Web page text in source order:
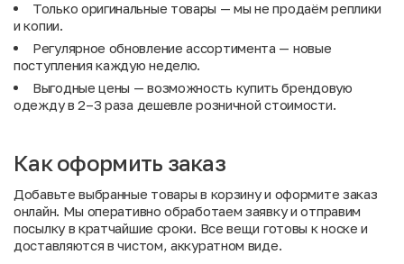
Только оригинальные товары — мы не продаём реплики
и копии.
Регулярное обновление ассортимента — новые
поступления каждую неделю.
Выгодные цены — возможность купить брендовую
одежду в 2–3 раза дешевле розничной стоимости.
Как оформить заказ
Добавьте выбранные товары в корзину и оформите заказ
онлайн. Мы оперативно обработаем заявку и отправим
посылку в кратчайшие сроки. Все вещи готовы к носке и
доставляются в чистом, аккуратном виде.